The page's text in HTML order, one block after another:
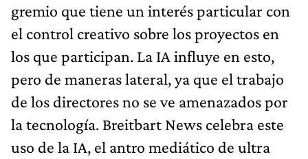
gremio que tiene un interés particular con
el control creativo sobre los proyectos en
los que participan. La IA influye en esto,
pero de maneras lateral, ya que el trabajo
de los directores no se ve amenazados por
la tecnología. Breitbart News celebra este
uso de la IA, el antro mediático de ultra